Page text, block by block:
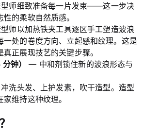
师细致准备每一片发束——这一步决
的柔软自然质感。
师以加热铁夹工具逐区手工塑造波浪
一处的卷度方向、立起感和纹理。这是
正展现技艺的关键步骤。
钟）
— 中和剂锁住新的波浪形态与
洗头发、上护发素，吹干造型。造型
维持这种纹理。